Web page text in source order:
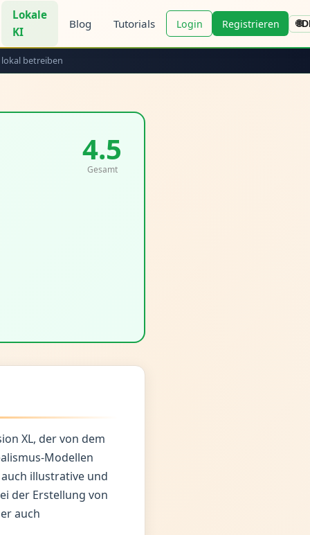
Lokale
KI
Blog Tutorials Login Registrieren 🌐
betreiben
4.5
Gesamt
XL, der von dem
Modellen
illustrative und
der Erstellung von
auch